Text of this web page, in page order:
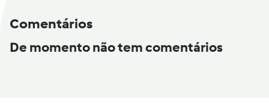
Comentários
De momento não tem comentários